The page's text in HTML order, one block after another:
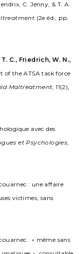
C. Jenny, & T. A.
(2e éd., pp.
C., Friedrich, W. N.,
of the ATSA task force
Maltreatment, 11(2),
avec des
et Psychologies,
: une affaire
victimes, sans
: « même sans